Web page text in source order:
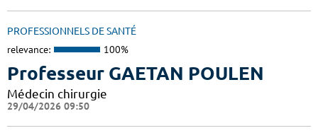
PROFESSIONNELS DE SANTÉ
relevance: 100%
Professeur GAETAN POULEN
Médecin chirurgie
29/04/2026 09:50